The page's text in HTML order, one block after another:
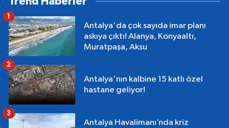
Antalya'da çok sayıda imar planı
askıya çıktı! Alanya, Konyaaltı,
Muratpaşa, Aksu
1
Antalya'nın kalbine 15 katlı özel
hastane geliyor!
2
Antalya Havalimanı’nda kriz
3